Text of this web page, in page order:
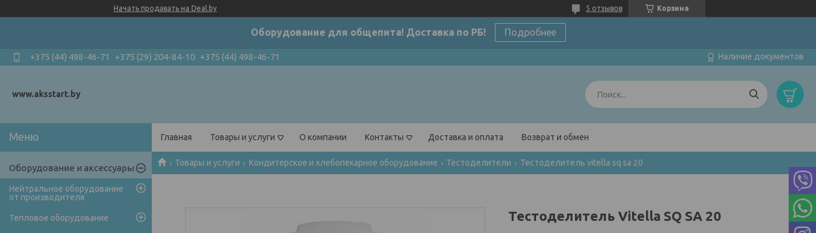
Начать продавать на Deal.by Корзина
5 отзывов
Оборудование для общепита! Доставка по РБ! Подробнее
+375 (44) 498-46-71 +375 (29) 204-84-10 +375 (44) 498-46-71 Наличие документов
www.aksstart.by
Главная Товары и услуги О компании Контакты Доставка и оплата Возврат и обмен
Товары и услуги Кондитерское и хлебопекарное оборудование Тестоделители Тестоделитель vitella sq sa 20
Тестоделитель Vitella SQ SA 20
Оборудование и аксессуары
Нейтральное оборудование
от производителя
Тепловое оборудование